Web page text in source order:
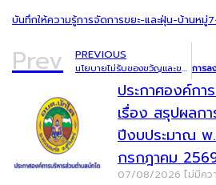
บันทึกให้ความรู้การจัดการขยะ-และฝุ่น-บ้านหมู่
Prev PREVIOUS
นโยบายไม่รับของขวัญและของกำนัลทุกชนิดจากการปฏิบัติหน้าที่ (No Gift Policy) ประจำปีงบประมาณ พ.ศ.2568
ประกาศองค์กา
เรื่อง สรุปผลก
ปีงบประมาณ พ
กรกฎาคม
07/08/2026 ไม่มีคว